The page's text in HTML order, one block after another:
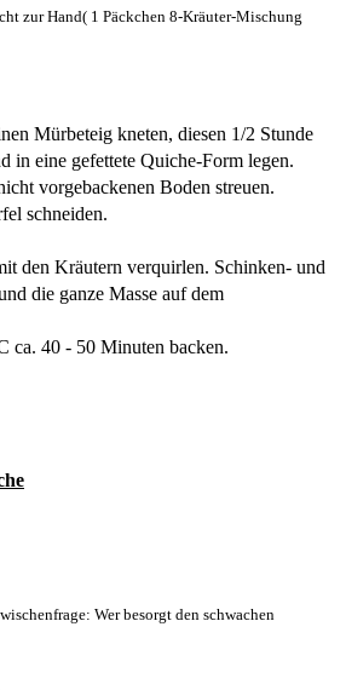
zur Hand( 1 Päckchen 8-Kräuter-Mischung
Mürbeteig kneten, diesen 1/2 Stunde
in eine gefettete Quiche-Form legen.
vorgebackenen Boden streuen.
schneiden.
den Kräutern verquirlen. Schinken- und
die ganze Masse auf dem
ca. 40 - 50 Minuten backen.
Wer besorgt den schwachen